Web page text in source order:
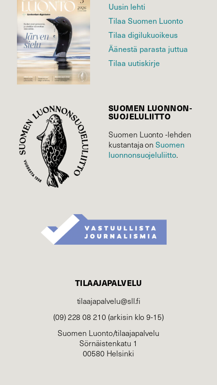
Uusin lehti
Tilaa Suomen Luonto
Tilaa digilukuoikeus
Äänestä parasta juttua
Tilaa uutiskirje
SUOMEN LUONNON­
SUOJELU­LIITTO
Suomen Luonto -lehden
kustantaja onSuomen
luonnonsuojelu­liitto.
TILAAJAPALVELU
tilaajapalvelu@sll.fi
(09) 228 08 210 (arkisin klo 9-15)
Suomen Luonto/tilaajapalvelu
Sörnäistenkatu 1
00580 Helsinki